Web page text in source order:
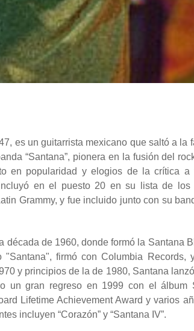
es un guitarrista mexicano que saltó a la
“Santana”, pionera en la fusión del
en popularidad y elogios de la crítica
en el puesto 20 en su lista de los
Grammy, y fue incluido junto con su
de 1960, donde formó la Santana
firmó con Columbia Records,
y principios de la de 1980, Santana
un gran regreso en 1999 con el álbum
Lifetime Achievement Award y varios
incluyen “Corazón” y “Santana IV”.